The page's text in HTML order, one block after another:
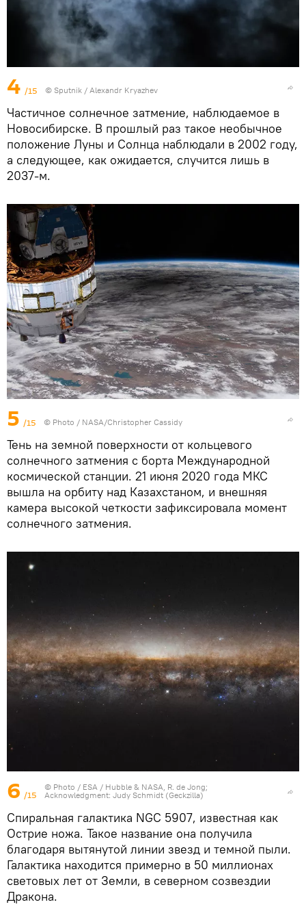
4 /15 © Sputnik / Alexandr Kryazhev
Частичное солнечное затмение, наблюдаемое в
Новосибирске. В прошлый раз такое необычное
положение Луны и Солнца наблюдали в 2002 году,
а следующее, как ожидается, случится лишь в
2037-м.
5 /15 © Photo / NASA/Christopher Cassidy
Тень на земной поверхности от кольцевого
солнечного затмения с борта Международной
космической станции. 21 июня 2020 года МКС
вышла на орбиту над Казахстаном, и внешняя
камера высокой четкости зафиксировала момент
солнечного затмения.
6 /15
© Photo / ESA / Hubble & NASA, R. de Jong;
Acknowledgment: Judy Schmidt (Geckzilla)
Спиральная галактика NGC 5907, известная как
Острие ножа. Такое название она получила
благодаря вытянутой линии звезд и темной пыли.
Галактика находится примерно в 50 миллионах
световых лет от Земли, в северном созвездии
Дракона.